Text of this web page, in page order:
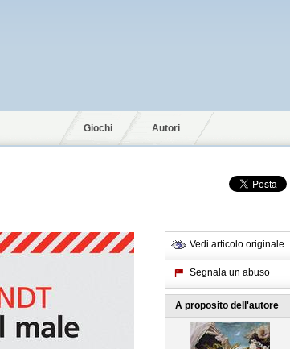
Giochi Autori
Vedi articolo originale
Segnala un abuso
A proposito dell'autore